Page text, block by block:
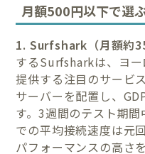
月額500円以下で選
1. Surfshark（月額約
するSurfsharkは、ヨ
提供する注目のサービ
サーバーを配置し、
す。3週間のテスト期
での平均接続速度は元
パフォーマンスの高さ